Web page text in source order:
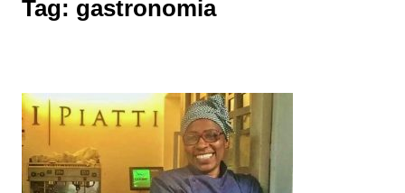
Tag: gastronomia